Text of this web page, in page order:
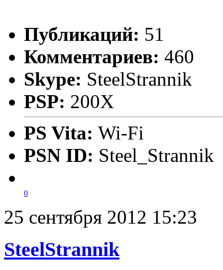
Публикаций: 51
Комментариев: 460
Skype: SteelStrannik
PSP: 200X
PS Vita: Wi-Fi
PSN ID: Steel_Strannik
0
25 сентября 2012 15:23
SteelStrannik